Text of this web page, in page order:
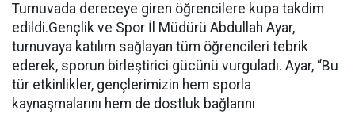
Turnuvada dereceye giren öğrencilere kupa takdim
edildi.Gençlik ve Spor İl Müdürü Abdullah Ayar,
turnuvaya katılım sağlayan tüm öğrencileri tebrik
ederek, sporun birleştirici gücünü vurguladı. Ayar, “Bu
tür etkinlikler, gençlerimizin hem sporla
kaynaşmalarını hem de dostluk bağlarını